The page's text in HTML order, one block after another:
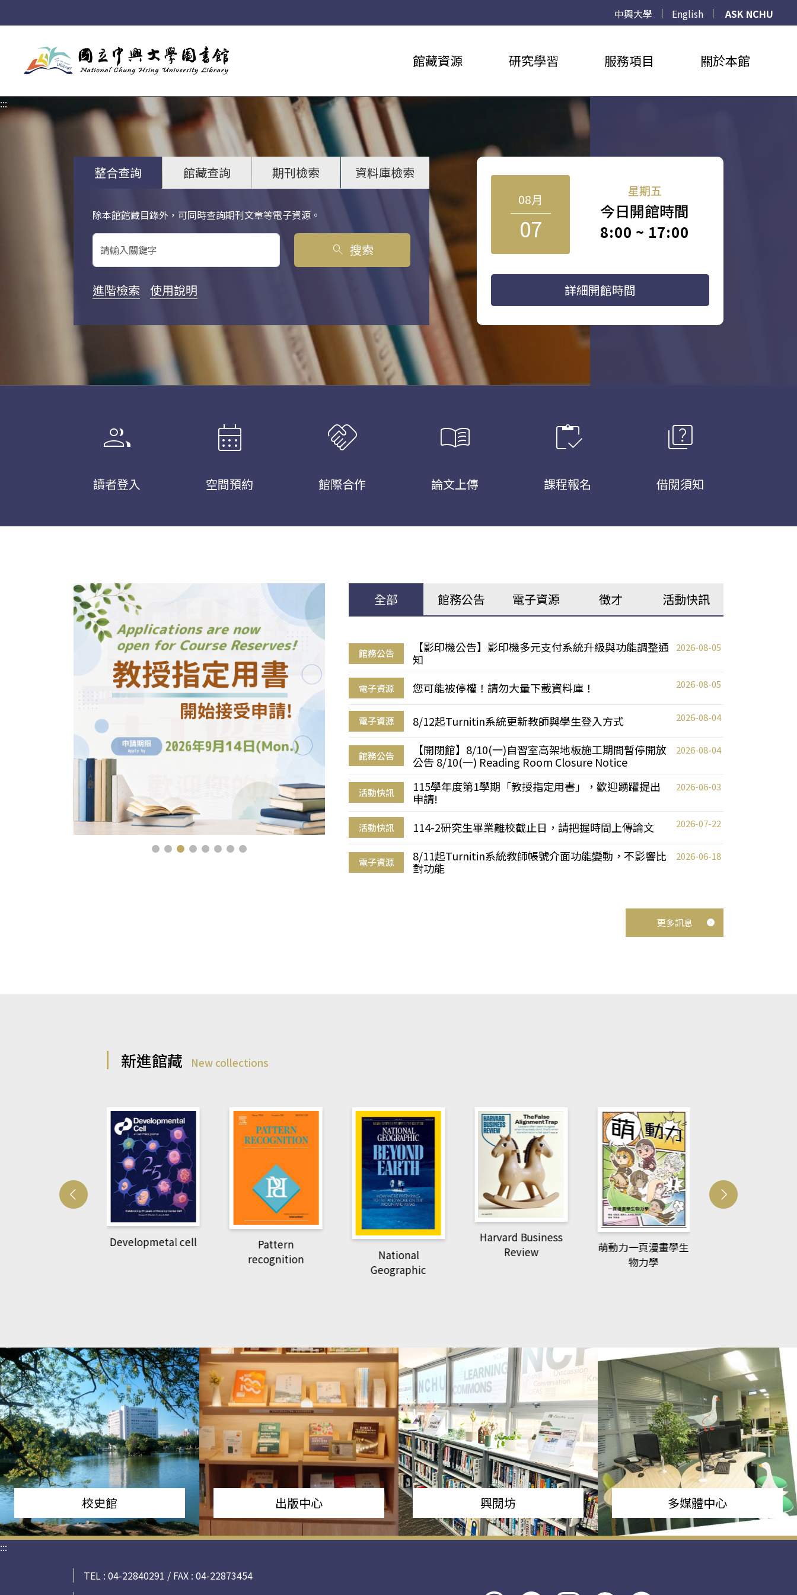
中興大學 English
ASK NCHU
館藏資源 研究學習 服務項目 關於本館
:::
整合查詢 館藏查詢 期刊檢索 資料庫檢索
除本館館藏目錄外，可同時查詢期刊文章等電子資源。
關鍵字搜尋
search 搜索
進階檢索 使用說明
08月
07
星期五
今日開館時間
8:00 ~ 17:00
詳細開館時間
group
讀者登入
calendar_month
空間預約
handshake
館際合作
menu_book
論文上傳
inventory
課程報名
quiz
借閱須知
全部 館務公告 電子資源 徵才 活動快訊
館務公告
【影印機公告】影印機多元支付系統升級與功能調整通
知
2026-08-05
電子資源 您可能被停權！請勿大量下載資料庫！ 2026-08-05
電子資源 8/12起Turnitin系統更新教師與學生登入方式 2026-08-04
館務公告
【開閉館】8/10(一)自習室高架地板施工期間暫停開放
公告 8/10(一) Reading Room Closure Notice
2026-08-04
活動快訊
115學年度第1學期「教授指定用書」，歡迎踴躍提出
申請!
2026-06-03
活動快訊 114-2研究生畢業離校截止日，請把握時間上傳論文 2026-07-22
電子資源
8/11起Turnitin系統教師帳號介面功能變動，不影響比
對功能
2026-06-18
更多訊息
新進館藏 New collections
Developmetal cell
Pattern
recognition
National
Geographic
Harvard Business
Review
萌動力一頁漫畫學生
物力學
校史館 出版中心 興閱坊 多媒體中心
:::
TEL : 04-22840291 / FAX : 04-22873454